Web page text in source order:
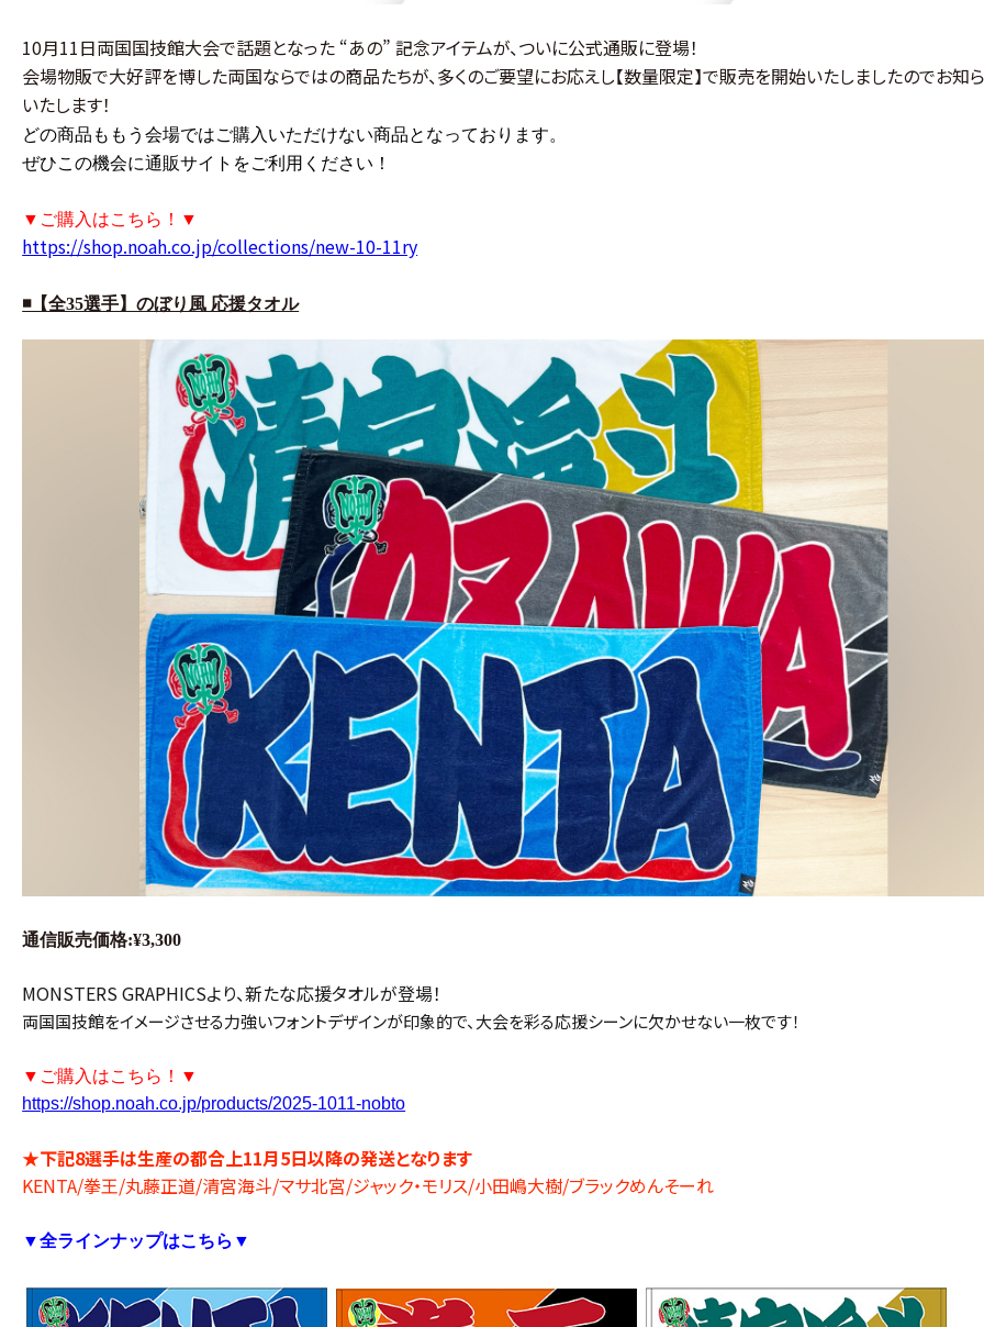
10月11日両国国技館大会で話題となった “あの” 記念アイテムが、ついに公式通販に登場！
会場物販で大好評を博した両国ならではの商品たちが、多くのご要望にお応えし【数量限定】で販売を開始いたしましたのでお知
いたします！
どの商品ももう会場ではご購入いただけない商品となっております。
ぜひこの機会に通販サイトをご利用ください！
▼ご購入はこちら！▼
https://shop.noah.co.jp/collections/new-10-11ry
◾️【全35選手】のぼり風 応援タオル
通信販売価格:¥3,300
MONSTERS GRAPHICSより、新たな応援タオルが登場！
両国国技館をイメージさせる力強いフォントデザインが印象的で、大会を彩る応援シーンに欠かせない一枚です！
▼ご購入はこちら！▼
https://shop.noah.co.jp/products/2025-1011-nobto
★下記8選手は生産の都合上11月5日以降の発送となります
KENTA/拳王/丸藤正道/清宮海斗/マサ北宮/ジャック・モリス/小田嶋大樹/ブラックめんそーれ
▼全ラインナップはこちら▼